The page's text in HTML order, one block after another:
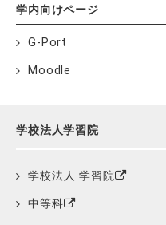
学内向けページ
G-Port
Moodle
学校法人学習院
学校法人 学習院
中等科